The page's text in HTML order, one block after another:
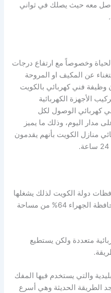
معه حيث يصلك في ثواني
وخصوصاً مع ارتفاع درجات
عن المكيف او المروحة
وظيفة فني كهربائي بالكويت
الأجهزة الكهربائية
كهربائي الوصول لكل
مدار اليوم، وذلك ما يميز
منازل الكويت بأنهم يقدمون
دولة الكويت لذلك يشغلها
الكثير من السكان، حيث تشغل محافظة الجهراء 64% من مساحة
متعددة ولكن يستطيع
والتي يستخدم فيها المفك
الطريقة الحديثة وهي أسرع